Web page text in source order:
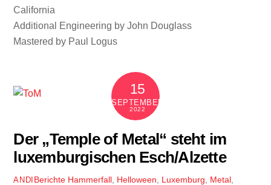
California
Additional Engineering by John Douglass
Mastered by Paul Logus
15
SEPTEMBER
2022
Der „Temple of Metal“ steht im
luxemburgischen Esch/Alzette
ANDI Berichte Hammerfall Helloween Luxemburg Metal